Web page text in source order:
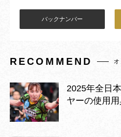
バックナンバー
RECOMMEND
2025年全日
ヤーの使用用